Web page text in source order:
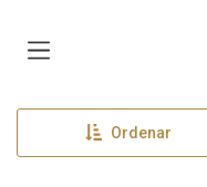
Ordenar